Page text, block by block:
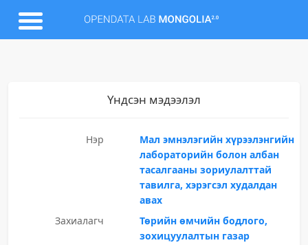
Үндсэн мэдээлэл
Нэр
Мал эмнэлэгийн хүрээлэнгийн
лабораторийн болон албан
тасалгааны зориулалттай
тавилга, хэрэгсэл худалдан
авах
Захиалагч
Төрийн өмчийн бодлого,
зохицуулалтын газар